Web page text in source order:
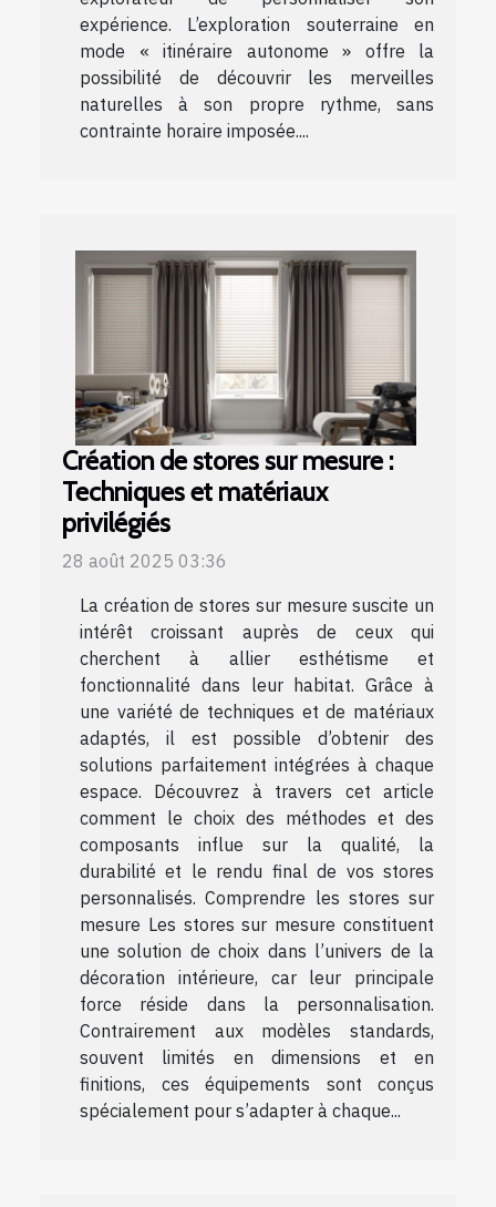
expérience. L’exploration souterraine en
mode « itinéraire autonome » offre la
possibilité de découvrir les merveilles
naturelles à son propre rythme, sans
contrainte horaire imposée....
Création de stores sur mesure :
Techniques et matériaux
privilégiés
28 août 2025 03:36
La création de stores sur mesure suscite un
intérêt croissant auprès de ceux qui
cherchent à allier esthétisme et
fonctionnalité dans leur habitat. Grâce à
une variété de techniques et de matériaux
adaptés, il est possible d’obtenir des
solutions parfaitement intégrées à chaque
espace. Découvrez à travers cet article
comment le choix des méthodes et des
composants influe sur la qualité, la
durabilité et le rendu final de vos stores
personnalisés. Comprendre les stores sur
mesure Les stores sur mesure constituent
une solution de choix dans l’univers de la
décoration intérieure, car leur principale
force réside dans la personnalisation.
Contrairement aux modèles standards,
souvent limités en dimensions et en
finitions, ces équipements sont conçus
spécialement pour s’adapter à chaque...